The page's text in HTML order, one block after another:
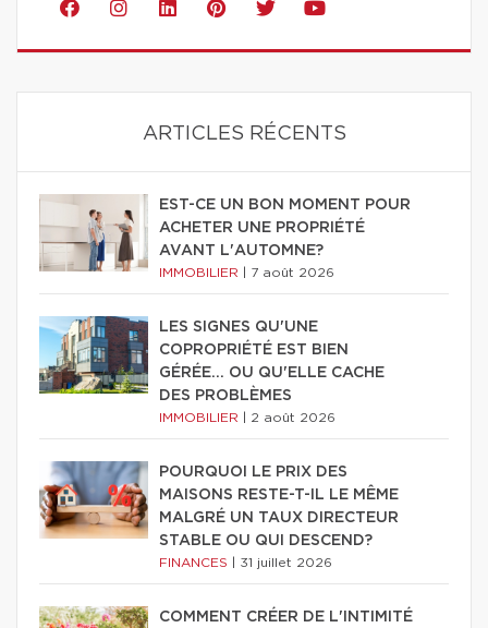
ARTICLES RÉCENTS
EST-CE UN BON MOMENT POUR
ACHETER UNE PROPRIÉTÉ
AVANT L'AUTOMNE?
IMMOBILIER 7 août 2026
LES SIGNES QU'UNE
COPROPRIÉTÉ EST BIEN
GÉRÉE… OU QU'ELLE CACHE
DES PROBLÈMES
IMMOBILIER 2 août 2026
POURQUOI LE PRIX DES
MAISONS RESTE-T-IL LE MÊME
MALGRÉ UN TAUX DIRECTEUR
STABLE OU QUI DESCEND?
FINANCES 31 juillet 2026
COMMENT CRÉER DE L'INTIMITÉ